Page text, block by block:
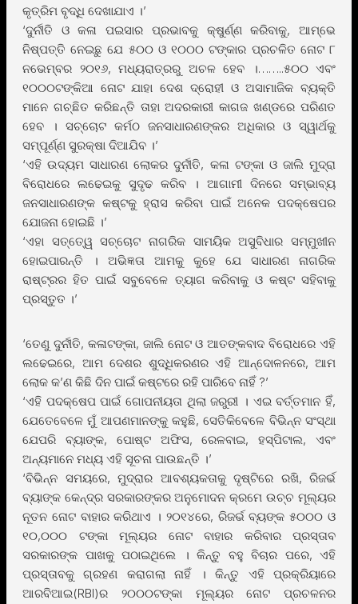
କୃତ୍ରିମ ବୃଦ୍ଧି ଦେଖାଯାଏ ।’
‘ଦୁର୍ନୀତି ଓ କଳା ପଇସାର ପ୍ରଭାବକୁ କ୍ଷୁର୍ଣ୍ଣ କରିବାକୁ, ଆମ୍ଭେ
ନିଷ୍ପତ୍ତି ନେଇଛୁ ଯେ ୫୦୦ ଓ ୧୦୦୦ ଟଙ୍କାର ପ୍ରଚଳିତ ନୋଟ ୮
ନଭେମ୍ବର ୨୦୧୬, ମଧ୍ୟରାତ୍ରରୁ ଅଚଳ ହେବ ।……..୫୦୦ ଏବଂ
୧୦୦୦ଟଙ୍କିଆ ନୋଟ ଯାହା ଦେଶ ଦ୍ରୋହୀ ଓ ଅସାମାଜିକ ବ୍ୟକ୍ତି
ମାନେ ଗଚ୍ଛିତ କରିଛନ୍ତି ତାହା ଅଦରକାରୀ କାଗଜ ଖଣ୍ଡରେ ପରିଣତ
ହେବ । ସଚ୍ଚୋଟ କର୍ମଠ ଜନସାଧାରଣଙ୍କର ଅଧିକାର ଓ ସ୍ୱାର୍ଥକୁ
ସମ୍ପୂର୍ଣ୍ଣ ସୁରକ୍ଷା ଦିଆଯିବ ।’
‘ଏହି ଉଦ୍ୟମ ସାଧାରଣ ଲୋକର ଦୁର୍ନୀତି, କଳା ଟଙ୍କା ଓ ଜାଲି ମୁଦ୍ରା
ବିରୋଧରେ ଲଢେଇକୁ ସୁଦୃଢ କରିବ । ଆଗାମୀ ଦିନରେ ସମ୍ଭାବ୍ୟ
ଜନସାଧାରଣଙ୍କ କଷ୍ଟକୁ ହ୍ରାସ କରିବା ପାଇଁ ଅନେକ ପଦକ୍ଷେପର
ଯୋଜନା ହୋଇଛି ।’
‘ଏହା ସତ୍ତେ୍ୱ ସଚ୍ଚୋଟ ନାଗରିକ ସାମୟିକ ଅସୁବିଧାର ସମ୍ମୁଖୀନ
ହୋଇପାରନ୍ତି । ଅଭିଜ୍ଞତା ଆମକୁ କୁହେ ଯେ ସାଧାରଣ ନାଗରିକ
ରାଷ୍ଟ୍ରର ହିତ ପାଇଁ ସବୁବେଳେ ତ୍ୟାଗ କରିବାକୁ ଓ କଷ୍ଟ ସହିବାକୁ
ପ୍ରସ୍ତୁତ ।’
‘ତେଣୁ ଦୁର୍ନୀତି, କଳାଟଙ୍କା, ଜାଲି ନୋଟ ଓ ଆତଙ୍କବାଦ ବିରୋଧରେ ଏହି
ଲଢେଇରେ, ଆମ ଦେଶର ଶୁଦ୍ଧିକରଣର ଏହି ଆନ୍ଦୋଳନରେ, ଆମ
ଲୋକ କ’ଣ କିଛି ଦିନ ପାଇଁ କଷ୍ଟରେ ରହି ପାରିବେ ନାହିଁ ?’
‘ଏହି ପଦକ୍ଷେପ ପାଇଁ ଗୋପନୀୟତା ଥିଲା ଜରୁରୀ । ଏଇ ବର୍ତ୍ତମାନ ହିଁ,
ଯେତେବେଳେ ମୁଁ ଆପଣମାନଙ୍କୁ କହୁଛି, ସେତିକିବେଳେ ବିଭିନ୍ନ ସଂସ୍ଥା
ଯେପରି ବ୍ୟାଙ୍କ, ପୋଷ୍ଟ ଅଫିସ, ରେଳବାଇ, ହସ୍ପିଟାଲ, ଏବଂ
ଅନ୍ୟମାନେ ମଧ୍ୟ ଏହି ସୂଚନା ପାଉଛନ୍ତି ।’
‘ବିଭିନ୍ନ ସମୟରେ, ମୁଦ୍ରାର ଆବଶ୍ୟକତାକୁ ଦୃଷ୍ଟିରେ ରଖି, ରିଜର୍ଭ
ବ୍ୟାଙ୍କ କେନ୍ଦ୍ର ସରକାରଙ୍କର ଅନୁମୋଦନ କ୍ରମେ ଉଚ୍ଚ ମୂଲ୍ୟର
ନୂତନ ନୋଟ ବାହାର କରିଥାଏ । ୨୦୧୪ରେ, ରିଜର୍ଭ ବ୍ୟଙ୍କ ୫୦୦୦ ଓ
୧୦,୦୦୦ ଟଙ୍କା ମୂଲ୍ୟର ନୋଟ ବାହାର କରିବାର ପ୍ରସ୍ତାବ
ସରକାରଙ୍କ ପାଖକୁ ପଠାଇଥିଲେ । କିନ୍ତୁ ବହୁ ବିଚାର ପରେ, ଏହି
ପ୍ରସ୍ତାବକୁ ଗ୍ରହଣ କରାଗଲା ନାହିଁ । କିନ୍ତୁ ଏହି ପ୍ରକ୍ରିୟାରେ
ଆରବିଆଇ(RBI)ର ୨୦୦୦ଟଙ୍କା ମୂଲ୍ୟର ନୋଟ ପ୍ରଚଳନର